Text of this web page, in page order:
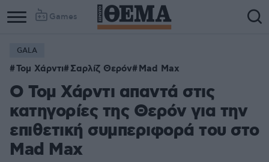
Games
GALA
Τομ Χάρντι Σαρλίζ Θερόν Mad Max
Ο Τομ Χάρντι απαντά στις
κατηγορίες της Θερόν για την
επιθετική συμπεριφορά του στο
Mad Max